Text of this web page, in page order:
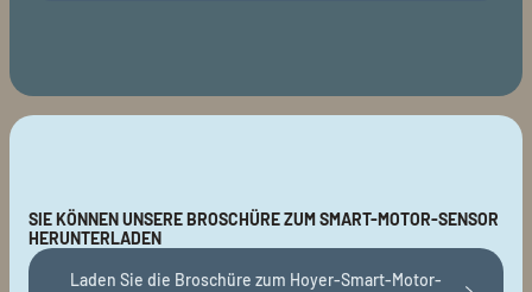
SIE KÖNNEN UNSERE BROSCHÜRE ZUM SMART-MOTOR-SENSOR
HERUNTERLADEN
Laden Sie die Broschüre zum Hoyer-Smart-Motor-